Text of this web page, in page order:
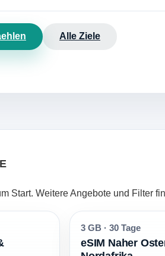
Alle Ziele
Start. Weitere Angebote und Filter
3 GB · 30 Tage
eSIM Naher